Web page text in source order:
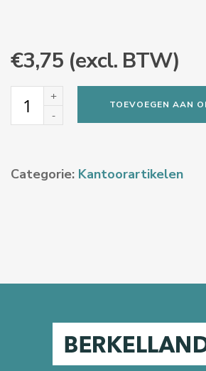
€3,75 (excl. BTW)
Tafelstandaard
TOEVOEGEN AAN
Categorie: Kantoorartikelen